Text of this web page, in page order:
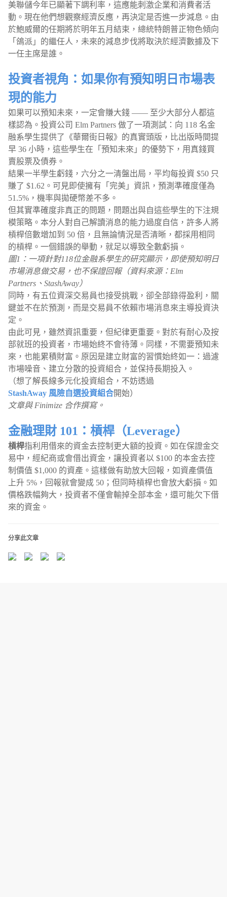
美聯儲今年已顯著下調利率，這應能刺激企業和消費者活
動。現在他們想觀察經濟反應，再決定是否進一步減息。由
於鮑威爾的任期將於明年五月結束，總統特朗普正物色傾向
「鴿派」的繼任人，未來的減息步伐將取決於經濟數據及下
一任主席是誰。
投資者視角：如果你有預知明日市場表
現的能力
如果可以預知未來，一定會賺大錢 —— 至少大部分人都這
樣認為。投資公司 Elm Partners 做了一項測試：向 118 名金
融系學生提供了《華爾街日報》的真實頭版，比出版時間提
早 36 小時，這些學生在「預知未來」的優勢下，用真錢買
賣股票及債券。
結果一半學生虧錢，六分之一清盤出局，平均每投資 $50 只
賺了 $1.62。可見即使擁有「完美」資訊，預測準確度僅為
51.5%，機率與拋硬幣差不多。
但其實準確度非真正的問題，問題出與自這些學生的下注規
模策略。本分人對自己解讀消息的能力過度自信，許多人將
槓桿倍數增加到 50 倍，且無論情況是否清晰，都採用相同
的槓桿。一個錯誤的舉動，就足以導致全數虧損。
圖1：一項針對118位金融系學生的研究顯示，即使預知明日
市場消息做交易，也不保證回報（資料來源：Elm
Partners、StashAway）
同時，有五位資深交易員也接受挑戰，卻全部錄得盈利，關
鍵並不在於預測，而是交易員不依賴市場消息來主導投資決
定。
由此可見，雖然資訊重要，但紀律更重要。對於有耐心及按
部就班的投資者，市場始終不會待薄。同樣，不需要預知未
來，也能累積財富。原因是建立財富的習慣始終如一：過濾
市場噪音、建立分散的投資組合，並保持長期投入。
（想了解長線多元化投資組合，不妨透過
StashAway 風險自選投資組合開始）
文章與 Finimize 合作撰寫。
金融理財 101：槓桿（Leverage）
槓桿指利用借來的資金去控制更大額的投資。如在保證金交
易中，經紀商或會借出資金，讓投資者以 $100 的本金去控
制價值 $1,000 的資產。這樣做有助放大回報，如資產價值
上升 5%，回報就會變成 50；但同時槓桿也會放大虧損。如
價格跌幅夠大，投資者不僅會輸掉全部本金，還可能欠下借
來的資金。
分享此文章